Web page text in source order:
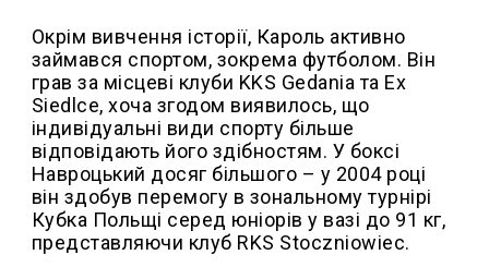
Окрім вивчення історії, Кароль активно
займався спортом, зокрема футболом. Він
грав за місцеві клуби KKS Gedania та Ex
Siedlce, хоча згодом виявилось, що
індивідуальні види спорту більше
відповідають його здібностям. У боксі
Навроцький досяг більшого – у 2004 році
він здобув перемогу в зональному турнірі
Кубка Польщі серед юніорів у вазі до 91 кг,
представляючи клуб RKS Stoczniowiec.